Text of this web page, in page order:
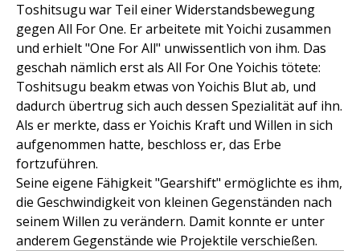
Toshitsugu war Teil einer Widerstandsbewegung
gegen All For One. Er arbeitete mit Yoichi zusammen
und erhielt "One For All" unwissentlich von ihm. Das
geschah nämlich erst als All For One Yoichis tötete:
Toshitsugu beakm etwas von Yoichis Blut ab, und
dadurch übertrug sich auch dessen Spezialität auf ihn.
Als er merkte, dass er Yoichis Kraft und Willen in sich
aufgenommen hatte, beschloss er, das Erbe
fortzuführen.
Seine eigene Fähigkeit "Gearshift" ermöglichte es ihm,
die Geschwindigkeit von kleinen Gegenständen nach
seinem Willen zu verändern. Damit konnte er unter
anderem Gegenstände wie Projektile verschießen.